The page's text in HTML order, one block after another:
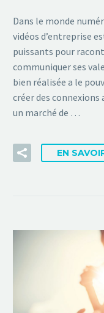
Dans le monde
vidéos d’entreprise
puissants pour
communiquer ses
bien réalisée a le
créer des
un marché de …
EN